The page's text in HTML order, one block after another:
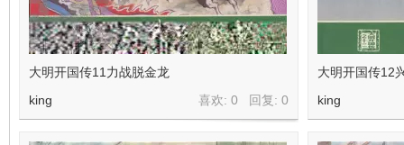
大明开国传12
king
大明开国传11力战脱金龙
喜欢: 0 回复: 0
king